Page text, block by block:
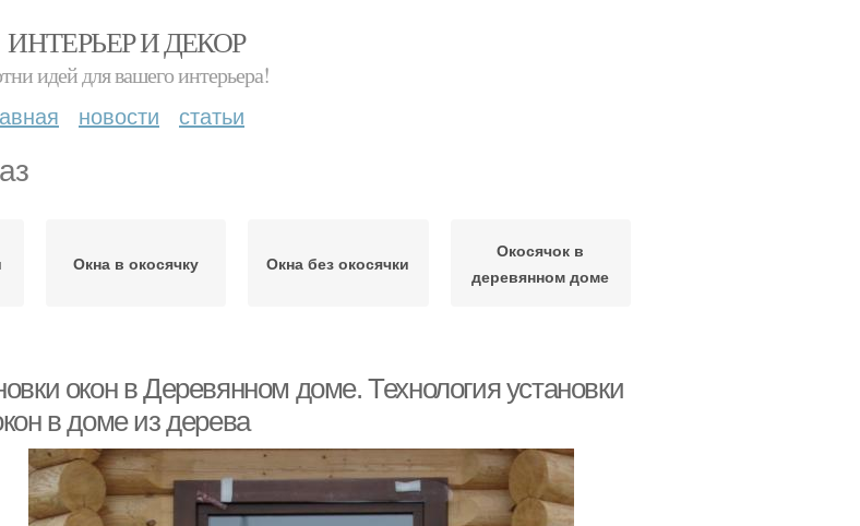
ИНТЕРЬЕР И ДЕКОР
идей для вашего интерьера!
новости статьи
Окна в окосячку Окна без окосячки
Окосячок в
деревянном доме
окон в Деревянном доме. Технология установки
в доме из дерева